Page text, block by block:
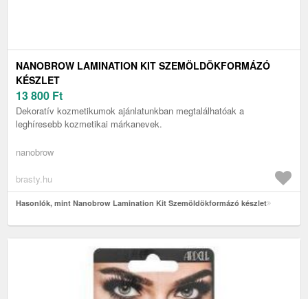
NANOBROW LAMINATION KIT SZEMÖLDÖKFORMÁZÓ
KÉSZLET
13 800 Ft
Dekoratív kozmetikumok ajánlatunkban megtalálhatóak a
leghíresebb kozmetikai márkanevek.
nanobrow
brasty.hu
Hasonlók, mint Nanobrow Lamination Kit Szemöldökformázó készlet